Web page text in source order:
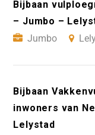
Bijbaan
– Jumbo –
Jumbo
Bijbaan
inwoners van
Lelystad